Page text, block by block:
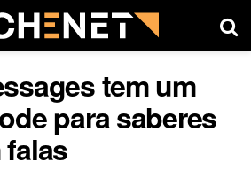
tem um
para saberes